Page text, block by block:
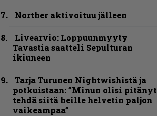
Norther aktivoituu jälleen
Livearvio: Loppuunmyyty
Tavastia saatteli Sepulturan
ikiuneen
Tarja Turunen Nightwishistä ja
potkuistaan: ”Minun olisi pitänyt
tehdä siitä heille helvetin paljon
vaikeampaa”